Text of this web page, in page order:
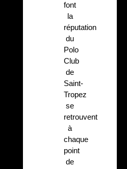
font
la
réputation
du
Polo
Club
de
Saint-
Tropez
se
retrouvent
à
chaque
point
de